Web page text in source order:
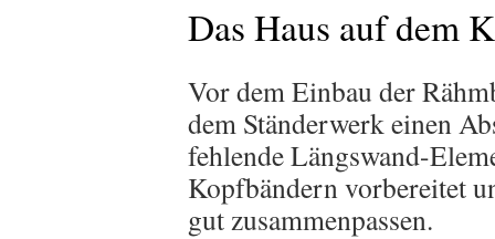
Das Haus auf dem
Vor dem Einbau der
dem Ständerwerk einen
fehlende Längswand-
Kopfbändern vorbereitet
gut zusammenpassen.